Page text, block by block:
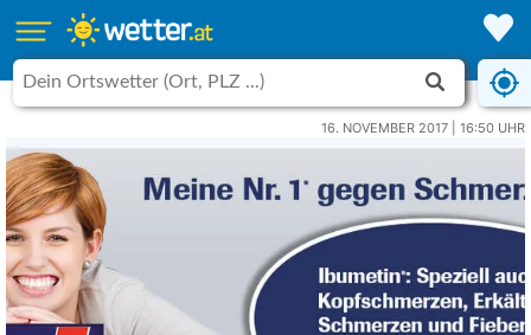
16. NOVEMBER 2017 | 16:50 UHR